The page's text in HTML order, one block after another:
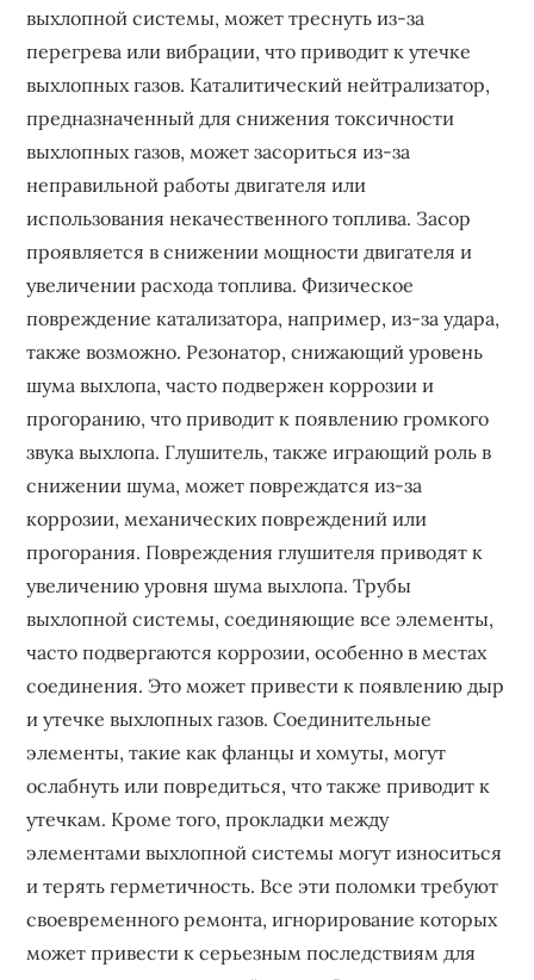
выхлопной системы, может треснуть из-за
перегрева или вибрации, что приводит к утечке
выхлопных газов. Каталитический нейтрализатор,
предназначенный для снижения токсичности
выхлопных газов, может засориться из-за
неправильной работы двигателя или
использования некачественного топлива. Засор
проявляется в снижении мощности двигателя и
увеличении расхода топлива. Физическое
повреждение катализатора, например, из-за удара,
также возможно. Резонатор, снижающий уровень
шума выхлопа, часто подвержен коррозии и
прогоранию, что приводит к появлению громкого
звука выхлопа. Глушитель, также играющий роль в
снижении шума, может повреждатся из-за
коррозии, механических повреждений или
прогорания. Повреждения глушителя приводят к
увеличению уровня шума выхлопа. Трубы
выхлопной системы, соединяющие все элементы,
часто подвергаются коррозии, особенно в местах
соединения. Это может привести к появлению дыр
и утечке выхлопных газов. Соединительные
элементы, такие как фланцы и хомуты, могут
ослабнуть или повредиться, что также приводит к
утечкам. Кроме того, прокладки между
элементами выхлопной системы могут износиться
и терять герметичность. Все эти поломки требуют
своевременного ремонта, игнорирование которых
может привести к серьезным последствиям для